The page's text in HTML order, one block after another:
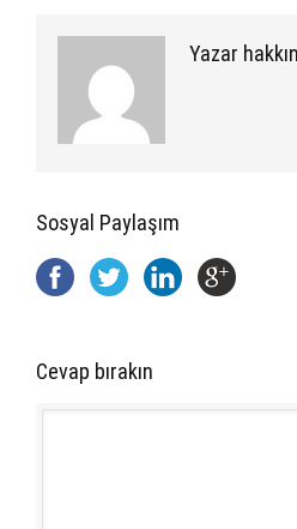
Yazar
Sosyal Paylaşım
Cevap bırakın